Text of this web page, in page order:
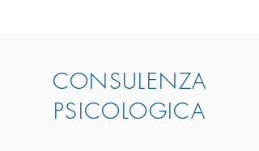
CONSULENZA
PSICOLOGICA